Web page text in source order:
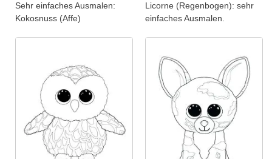
Sehr einfaches Ausmalen:
Kokosnuss (Affe)
Licorne (Regenbogen): sehr
einfaches Ausmalen.